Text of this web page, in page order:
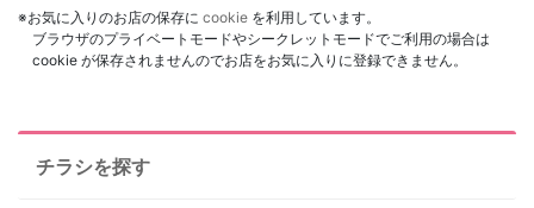
※お気に入りのお店の保存に cookie を利用しています。
ブラウザのプライベートモードやシークレットモードでご利用の場合は
cookie が保存されませんのでお店をお気に入りに登録できません。
チラシを探す